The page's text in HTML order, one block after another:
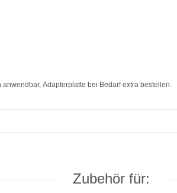
Adapterplatte bei Bedarf extra bestellen.
Zubehör für: